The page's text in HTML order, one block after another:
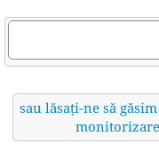
sau lăsați-ne să